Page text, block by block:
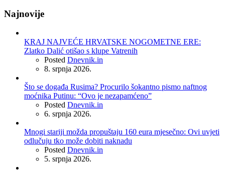
Najnovije
KRAJ NAJVEĆE HRVATSKE NOGOMETNE ERE:
Zlatko Dalić otišao s klupe Vatrenih
Posted Dnevnik.in
8. srpnja 2026.
Što se događa Rusima? Procurilo šokantno pismo naftnog
moćnika Putinu: “Ovo je nezapamćeno”
Posted Dnevnik.in
6. srpnja 2026.
Mnogi stariji možda propuštaju 160 eura mjesečno: Ovi uvjeti
odlučuju tko može dobiti naknadu
Posted Dnevnik.in
5. srpnja 2026.